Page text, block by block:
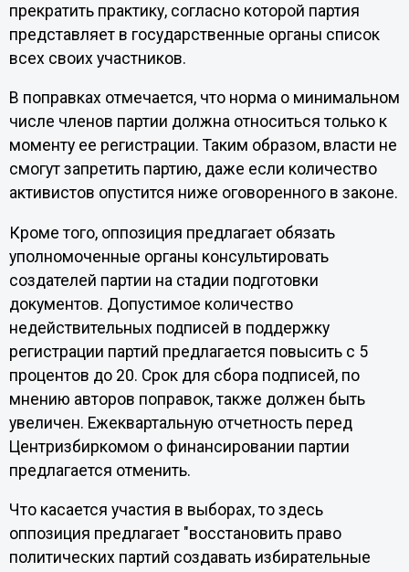
прекратить практику, согласно которой партия
представляет в государственные органы список
всех своих участников.
В поправках отмечается, что норма о минимальном
числе членов партии должна относиться только к
моменту ее регистрации. Таким образом, власти не
смогут запретить партию, даже если количество
активистов опустится ниже оговоренного в законе.
Кроме того, оппозиция предлагает обязать
уполномоченные органы консультировать
создателей партии на стадии подготовки
документов. Допустимое количество
недействительных подписей в поддержку
регистрации партий предлагается повысить с 5
процентов до 20. Срок для сбора подписей, по
мнению авторов поправок, также должен быть
увеличен. Ежеквартальную отчетность перед
Центризбиркомом о финансировании партии
предлагается отменить.
Что касается участия в выборах, то здесь
оппозиция предлагает "восстановить право
политических партий создавать избирательные